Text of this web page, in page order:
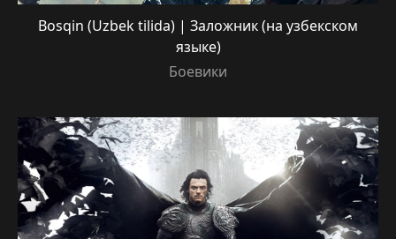
Bosqin (Uzbek tilida) | Заложник (на узбекском
языке)
Боевики